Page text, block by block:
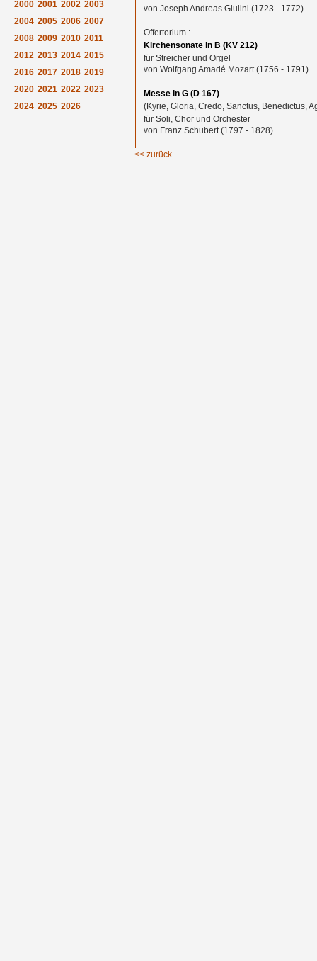
2000 2001 2002 2003
2004 2005 2006 2007
2008 2009 2010 2011
2012 2013 2014 2015
2016 2017 2018 2019
2020 2021 2022 2023
2024 2025 2026
von Joseph Andreas Giulini (1723 - 1772)
Offertorium :
Kirchensonate in B (KV 212)
für Streicher und Orgel
von Wolfgang Amadé Mozart (1756 - 1791)
Messe in G (D 167)
(Kyrie, Gloria, Credo, Sanctus, Benedictus,
für Soli, Chor und Orchester
von Franz Schubert (1797 - 1828)
<< zurück